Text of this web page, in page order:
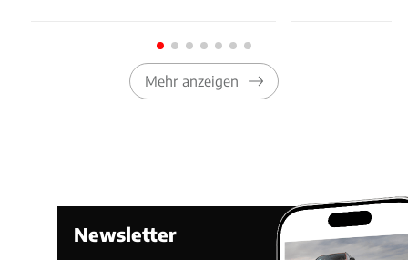
Mehr anzeigen
Newsletter